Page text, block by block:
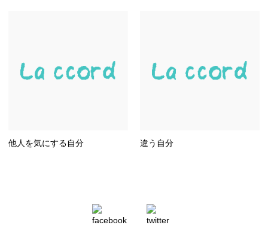
他人を気にする自分 違う自分